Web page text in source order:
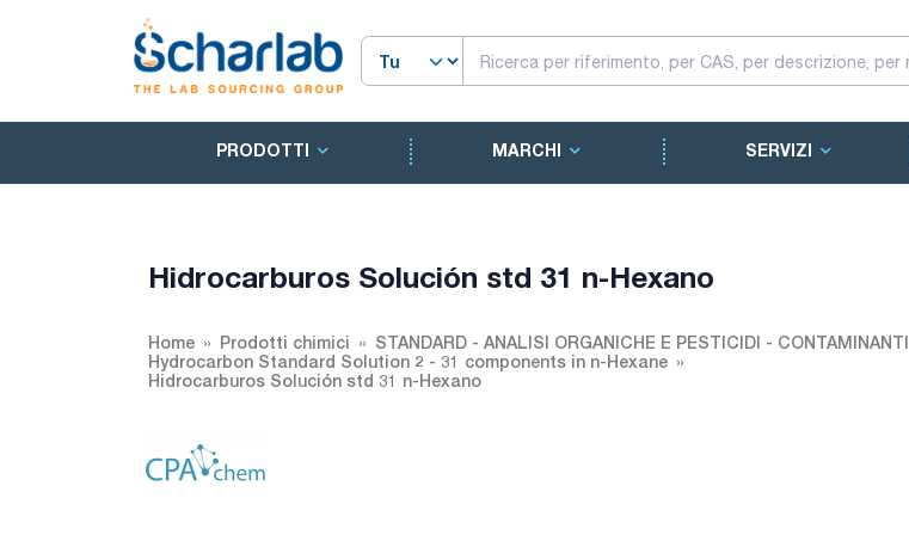
PRODOTTI MARCHI SERVIZI
Hidrocarburos Solución std 31 n-Hexano
Home Prodotti chimici
STANDARD - ANALISI ORGANICHE E PESTICIDI - CONTAMINANTI
Hydrocarbon Standard Solution 2 - 31 components in n-Hexane
Hidrocarburos Solución std 31 n-Hexano